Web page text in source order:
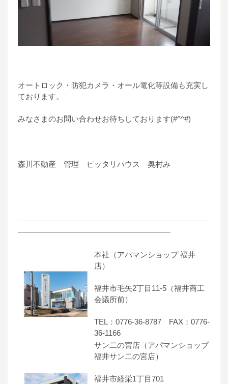
オートロック・防犯カメラ・オール電化等設備も充実し
ております。
みなさまのお問い合わせお待ちしております(#^^#)
森川不動産 管理 ピッタリハウス 奥村み
―――――――――――――――――――――――――
――――――――――――――――――――
本社（アパマンショップ 福井
店）
福井市毛矢2丁目11-5（福井商工
会議所前）
TEL：0776-36-8787 FAX：0776-
36-1166
サン二の宮店（アパマンショップ
福井サン二の宮店）
福井市経栄1丁目701